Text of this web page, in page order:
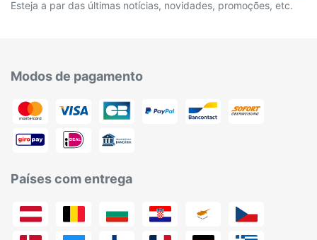
Esteja a par das últimas notícias, novidades, promoções, etc.
Modos de pagamento
Países com entrega